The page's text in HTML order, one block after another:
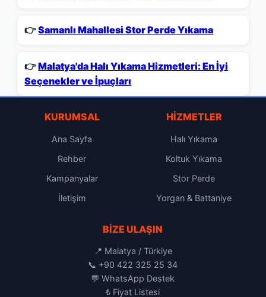
👉Samanlı Mahallesi Stor Perde Yıkama
👉Malatya'da Halı Yıkama Hizmetleri: En İyi
Seçenekler ve İpuçları
KURUMSAL
Ana Sayfa
Rehber
Kampanyalar
İletişim
HIZMETLER
Halı Yıkama
Koltuk Yıkama
Stor Perde
Yorgan & Battaniye
BIZE ULAŞIN
📍 Malatya / Türkiye
📞 +90 422 325 25 34
💬WhatsApp Destek
₺ Fiyat Listesi